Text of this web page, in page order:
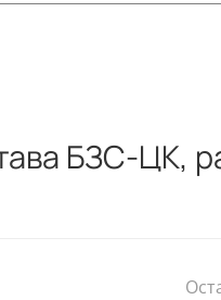
БЗС-